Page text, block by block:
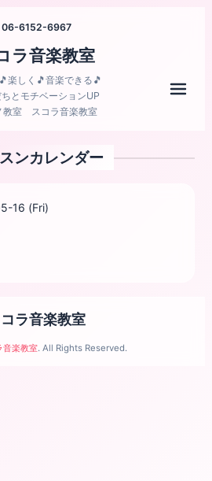
06-6152-6967
ラ音楽教室
楽しく🎵音楽できる🎵
とモチベーションUP
教室 スコラ音楽教室
ンカレンダー
16 (Fri)
ラ音楽教室
音楽教室. All Rights Reserved.